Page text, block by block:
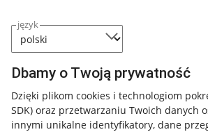
język
Dbamy o Twoją prywatność
Dzięki plikom cookies i technologiom
SDK) oraz przetwarzaniu Twoich danych
innymi unikalne identyfikatory, dane